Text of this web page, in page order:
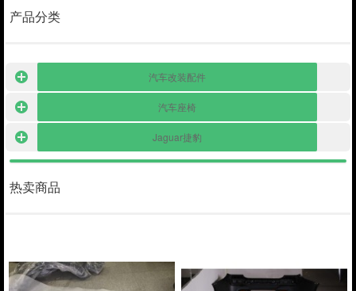
产品分类
汽车改装配件
汽车座椅
Jaguar捷豹
热卖商品